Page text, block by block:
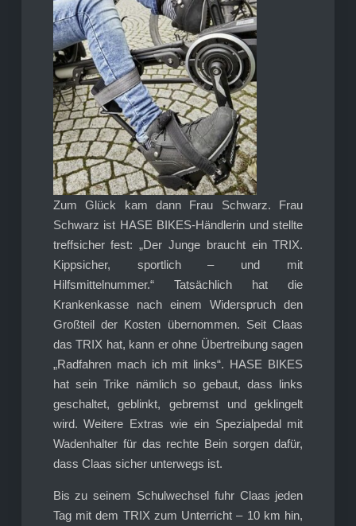
Zum Glück kam dann Frau Schwarz. Frau
Schwarz ist HASE BIKES-Händlerin und stellte
treffsicher fest: „Der Junge braucht ein TRIX.
Kippsicher, sportlich – und mit
Hilfsmittelnummer.“ Tatsächlich hat die
Krankenkasse nach einem Widerspruch den
Großteil der Kosten übernommen. Seit Claas
das TRIX hat, kann er ohne Übertreibung sagen
„Radfahren mach ich mit links“. HASE BIKES
hat sein Trike nämlich so gebaut, dass links
geschaltet, geblinkt, gebremst und geklingelt
wird. Weitere Extras wie ein Spezialpedal mit
Wadenhalter für das rechte Bein sorgen dafür,
dass Claas sicher unterwegs ist.
Bis zu seinem Schulwechsel fuhr Claas jeden
Tag mit dem TRIX zum Unterricht – 10 km hin,